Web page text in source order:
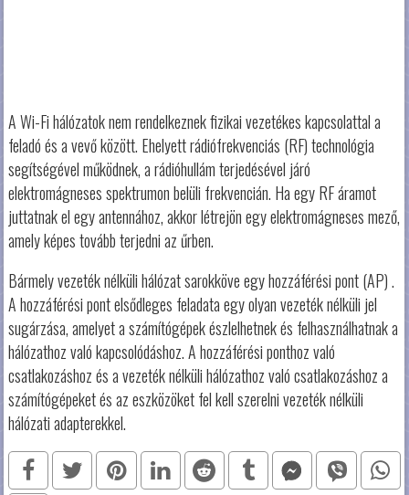
A Wi-Fi hálózatok nem rendelkeznek fizikai vezetékes kapcsolattal a
feladó és a vevő között. Ehelyett rádiófrekvenciás (RF) technológia
segítségével működnek, a rádióhullám terjedésével járó
elektromágneses spektrumon belüli frekvencián. Ha egy RF áramot
juttatnak el egy antennához, akkor létrejön egy elektromágneses mező,
amely képes tovább terjedni az űrben.
Bármely vezeték nélküli hálózat sarokköve egy hozzáférési pont (AP) .
A hozzáférési pont elsődleges feladata egy olyan vezeték nélküli jel
sugárzása, amelyet a számítógépek észlelhetnek és felhasználhatnak a
hálózathoz való kapcsolódáshoz. A hozzáférési ponthoz való
csatlakozáshoz és a vezeték nélküli hálózathoz való csatlakozáshoz a
számítógépeket és az eszközöket fel kell szerelni vezeték nélküli
hálózati adapterekkel.